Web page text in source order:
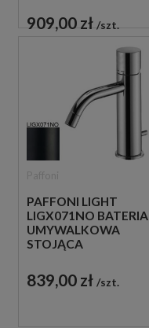
CZARNA
909,00 zł szt.
PAFFONI LIGHT
LIGX071NO BATERIA
UMYWALKOWA
STOJĄCA
CZARNA
839,00 zł szt.